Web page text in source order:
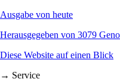
Ausgabe von heute
Herausgegeben von 3079
Diese Website auf einen Blick
→ Service